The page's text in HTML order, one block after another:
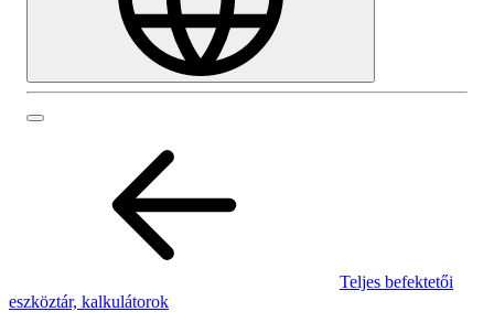
Teljes befektetői
eszköztár, kalkulátorok